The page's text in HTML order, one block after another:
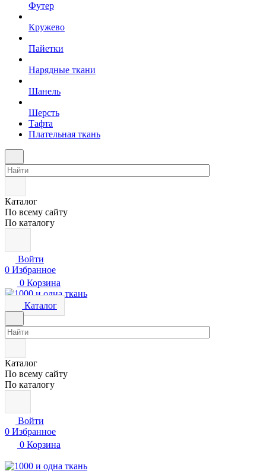
Футер
Кружево
Пайетки
Нарядные ткани
Шанель
Шерсть
Тафта
Плательная ткань
Каталог
По всему сайту
По каталогу
Войти
0 Избранное
0 Корзина
Каталог
Каталог
По всему сайту
По каталогу
Войти
0 Избранное
0 Корзина